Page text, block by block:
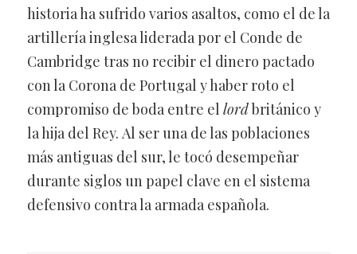
historia ha sufrido varios asaltos, como el de la
artillería inglesa liderada por el Conde de
Cambridge tras no recibir el dinero pactado
con la Corona de Portugal y haber roto el
compromiso de boda entre el lordbritánico y
la hija del Rey. Al ser una de las poblaciones
más antiguas del sur, le tocó desempeñar
durante siglos un papel clave en el sistema
defensivo contra la armada española.